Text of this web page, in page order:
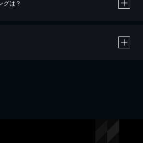
レジットカード決済による作品の購入 / レンタルです。
る作品の購入 / レンタルは、20％のポイント還元です。
グは？